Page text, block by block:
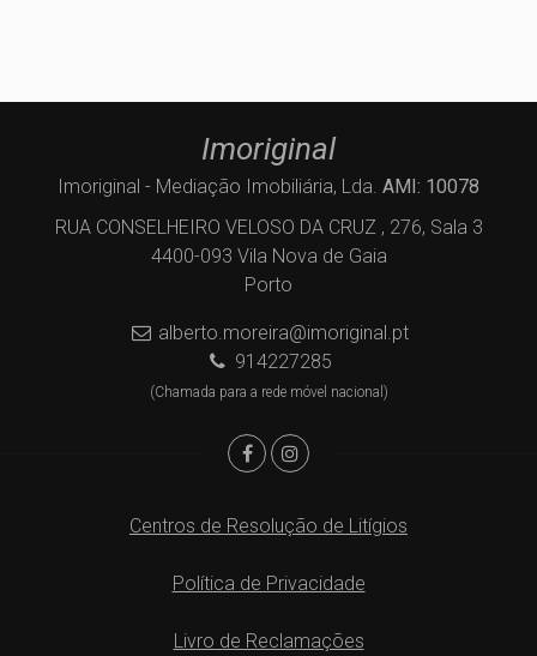
Imoriginal
Imoriginal - Mediação Imobiliária, Lda. AMI: 10078
RUA CONSELHEIRO VELOSO DA CRUZ , 276, Sala 3
4400-093 Vila Nova de Gaia
Porto
alberto.moreira@imoriginal.pt
914227285
(Chamada para a rede móvel nacional)
Centros de Resolução de Litígios
Política de Privacidade
Livro de Reclamações